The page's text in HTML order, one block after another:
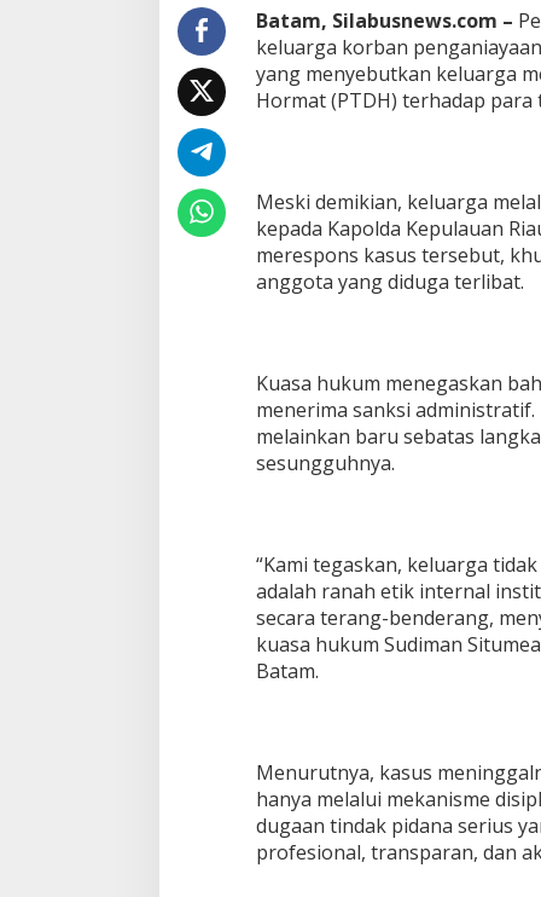
Batam, Silabusnews.com –
keluarga korban
yang menyebutkan keluarga
Hormat (PTDH) terhadap
Meski demikian, keluarga
kepada Kapolda Kepulauan
merespons kasus tersebut,
anggota yang diduga terlibat.
Kuasa hukum menegaskan
menerima sanksi
melainkan baru sebatas
sesungguhnya.
“Kami tegaskan, keluarga
adalah ranah etik internal
secara terang-benderang,
kuasa hukum Sudiman
Batam.
Menurutnya, kasus
hanya melalui mekanisme
dugaan tindak pidana serius
profesional, transparan, dan